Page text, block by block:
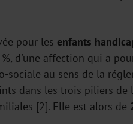
pour les enfants
d'une affection qui a
sociale au sens de la
dans les trois piliers de
[2]. Elle est alors de